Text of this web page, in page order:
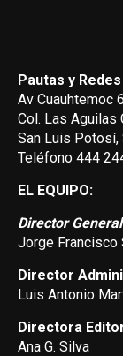
Pautas y
Av Cuauhtemoc
Col. Las Aguilas
San Luis Potosí,
Teléfono 444
EL EQUIPO:
Director General
Jorge Francisco
Director
Luis Antonio
Directora
Ana G. Silva